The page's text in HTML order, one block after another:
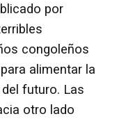
por
congoleños
alimentar la
futuro. Las
otro lado